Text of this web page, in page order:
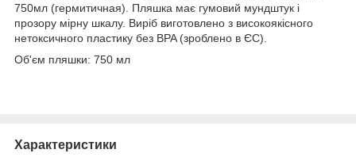
750мл (гермитичная). Пляшка має гумовий мундштук і
прозору мірну шкалу. Виріб виготовлено з високоякісного
нетоксичного пластику без BPA (зроблено в ЄС).
Об'єм пляшки: 750 мл
Характеристики